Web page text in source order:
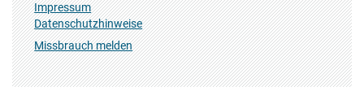
Impressum
Datenschutzhinweise
Missbrauch melden